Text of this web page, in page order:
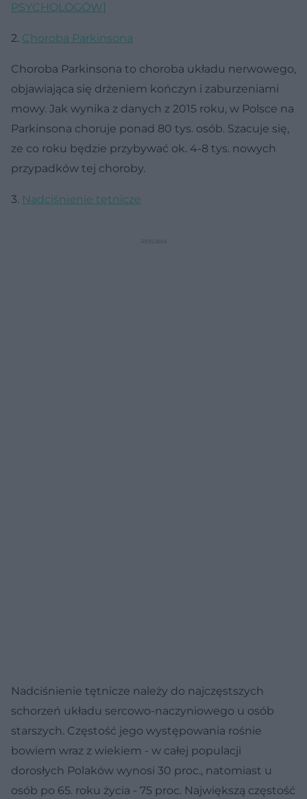
PSYCHOLOGÓW]
2. Choroba Parkinsona
Choroba Parkinsona to choroba układu nerwowego,
objawiająca się drżeniem kończyn i zaburzeniami
mowy. Jak wynika z danych z 2015 roku, w Polsce na
Parkinsona choruje ponad 80 tys. osób. Szacuje się,
ze co roku będzie przybywać ok. 4-8 tys. nowych
przypadków tej choroby.
3. Nadciśnienie tętnicze
Nadciśnienie tętnicze należy do najczęstszych
schorzeń układu sercowo-naczyniowego u osób
starszych. Częstość jego występowania rośnie
bowiem wraz z wiekiem - w całej populacji
dorosłych Polaków wynosi 30 proc., natomiast u
osób po 65. roku życia - 75 proc. Największą częstość